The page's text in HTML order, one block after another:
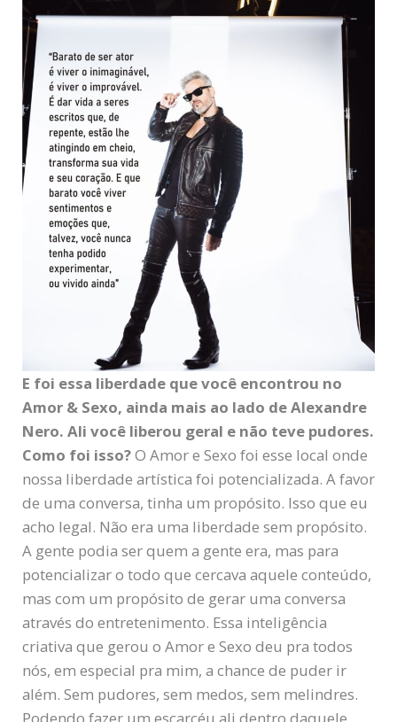
E foi essa liberdade que você encontrou no
Amor & Sexo, ainda mais ao lado de Alexandre
Nero. Ali você liberou geral e não teve pudores.
Como foi isso?O Amor e Sexo foi esse local onde
nossa liberdade artística foi potencializada. A favor
de uma conversa, tinha um propósito. Isso que eu
acho legal. Não era uma liberdade sem propósito.
A gente podia ser quem a gente era, mas para
potencializar o todo que cercava aquele conteúdo,
mas com um propósito de gerar uma conversa
através do entretenimento. Essa inteligência
criativa que gerou o Amor e Sexo deu pra todos
nós, em especial pra mim, a chance de puder ir
além. Sem pudores, sem medos, sem melindres.